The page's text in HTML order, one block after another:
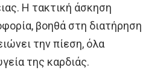
Η τακτική άσκηση
βοηθά στη διατήρηση
την πίεση, όλα
της καρδιάς.